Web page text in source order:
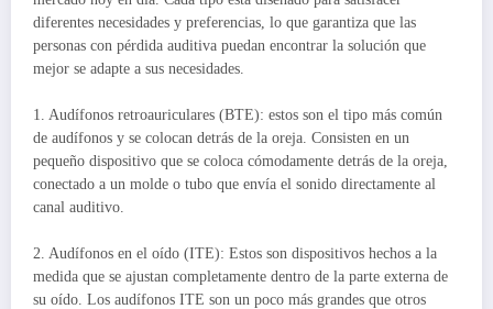
diferentes necesidades y preferencias, lo que garantiza que las
personas con pérdida auditiva puedan encontrar la solución que
mejor se adapte a sus necesidades.
1. Audífonos retroauriculares (BTE): estos son el tipo más común
de audífonos y se colocan detrás de la oreja. Consisten en un
pequeño dispositivo que se coloca cómodamente detrás de la oreja,
conectado a un molde o tubo que envía el sonido directamente al
canal auditivo.
2. Audífonos en el oído (ITE): Estos son dispositivos hechos a la
medida que se ajustan completamente dentro de la parte externa de
su oído. Los audífonos ITE son un poco más grandes que otros